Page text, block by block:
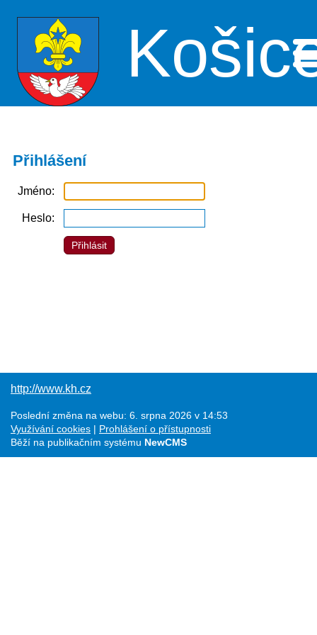
Přihlášení
Jméno
Heslo
http://www.kh.cz
Poslední změna na webu: 6. srpna 2026 v 14:53
Využívání cookies
Prohlášení o přístupnosti
Běží na publikačním systému NewCMS